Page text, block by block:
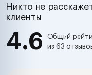
Никто не
клиенты
4.6
Общий
из 63